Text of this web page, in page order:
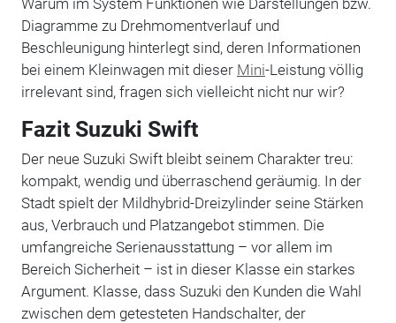
Diagramme zu Drehmomentverlauf und
Beschleunigung hinterlegt sind, deren Informationen
bei einem Kleinwagen mit dieser Mini-Leistung völlig
irrelevant sind, fragen sich vielleicht nicht nur wir?
Fazit Suzuki Swift
Der neue Suzuki Swift bleibt seinem Charakter treu:
kompakt, wendig und überraschend geräumig. In der
Stadt spielt der Mildhybrid-Dreizylinder seine Stärken
aus, Verbrauch und Platzangebot stimmen. Die
umfangreiche Serienausstattung – vor allem im
Bereich Sicherheit – ist in dieser Klasse ein starkes
Argument. Klasse, dass Suzuki den Kunden die Wahl
zwischen dem getesteten Handschalter, der